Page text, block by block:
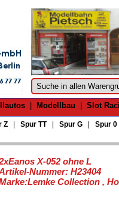
Modellbau Slot
Z Spur TT| Spur G Spur 0
X-052 ohne L
Nummer: H23404
Collection ,